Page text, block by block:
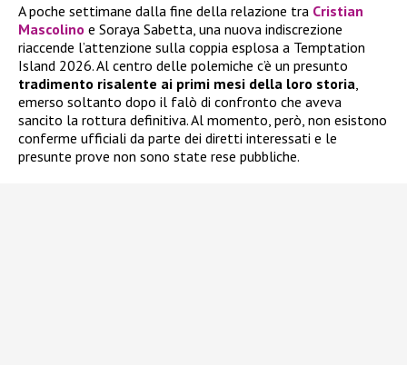
A poche settimane dalla fine della relazione tra Cristian
Mascolino e Soraya Sabetta, una nuova indiscrezione
riaccende l’attenzione sulla coppia esplosa a Temptation
Island 2026. Al centro delle polemiche c’è un presunto
tradimento risalente ai primi mesi della loro storia
emerso soltanto dopo il falò di confronto che aveva
sancito la rottura definitiva. Al momento, però, non esistono
conferme ufficiali da parte dei diretti interessati e le
presunte prove non sono state rese pubbliche.